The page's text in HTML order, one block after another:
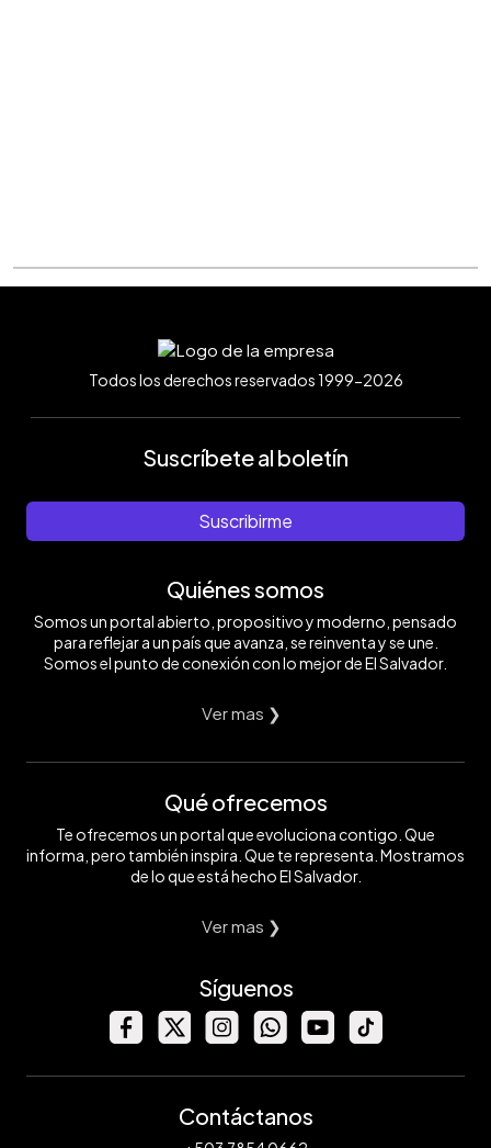
Todos los derechos reservados 1999-2026
Suscríbete al boletín
Suscribirme
Quiénes somos
Somos un portal abierto, propositivo y moderno, pensado
para reflejar a un país que avanza, se reinventa y se une.
Somos el punto de conexión con lo mejor de El Salvador.
Ver mas ❯
Qué ofrecemos
Te ofrecemos un portal que evoluciona contigo. Que
informa, pero también inspira. Que te representa. Mostramos
de lo que está hecho El Salvador.
Ver mas ❯
Síguenos
Contáctanos